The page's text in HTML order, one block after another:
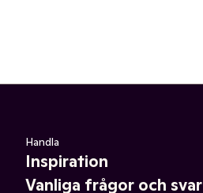
Handla
Inspiration
Vanliga frågor och svar